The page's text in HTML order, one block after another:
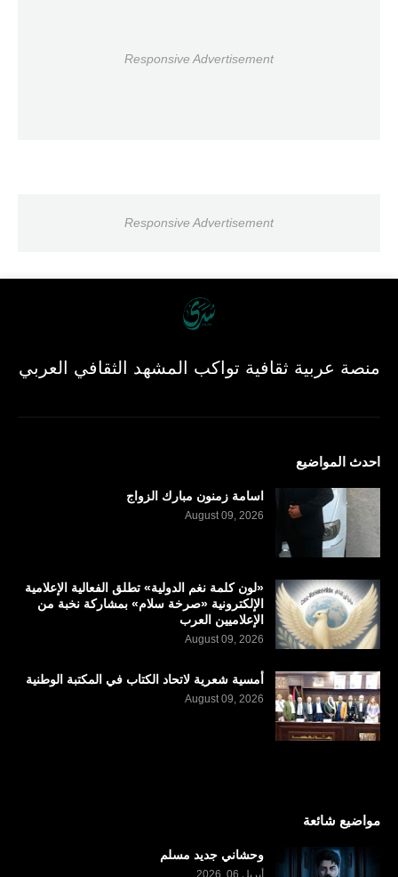
Responsive Advertisement
Responsive Advertisement
منصة عربية ثقافية تواكب المشهد الثقافي العربي
احدث المواضيع
اسامة زمنون مبارك الزواج
August 09, 2026
«لون كلمة نغم الدولية» تطلق الفعالية الإعلامية
الإلكترونية «صرخة سلام» بمشاركة نخبة من
الإعلاميين العرب
August 09, 2026
أمسية شعرية لاتحاد الكتاب في المكتبة الوطنية
August 09, 2026
مواضيع شائعة
وحشاني جديد مسلم
أبريل 06, 2026